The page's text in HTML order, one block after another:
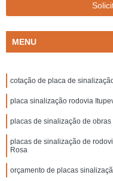
MENU
cotação de placa de
placa sinalização rodovia
placas de sinalização de
placas de sinalização de
Rosa
orçamento de placas